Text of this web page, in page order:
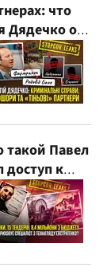
что
Дядечко от
такой Павел
доступ к